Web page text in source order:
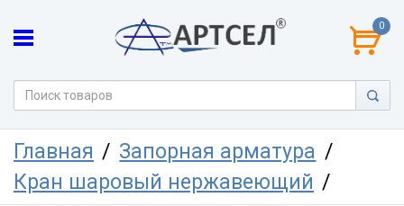
0
Главная
Запорная арматура
Кран шаровый нержавеющий